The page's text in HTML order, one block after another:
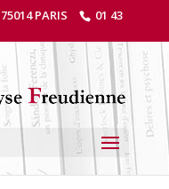
PARIS 01 43